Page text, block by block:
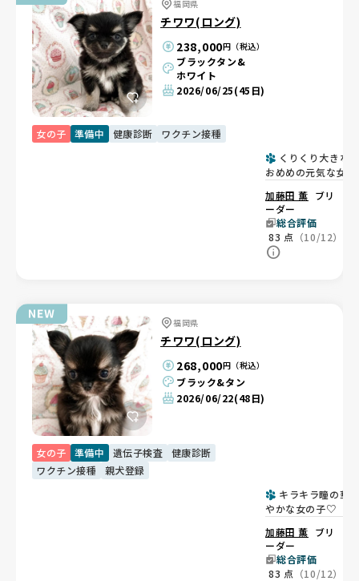
福岡県
チワワ(ロング)
238,000円（税込）
ブラックタン&
ホワイト
2026/06/25(45日)
女の子 準備中 健康診断
ワクチン接種
くりくり大きな
おめめの元気な女の
加藤田 薫 ブリ
ーダー
総合評価
83 点 （10/12）
福岡県
チワワ(ロング)
268,000円（税込）
ブラック&タン
2026/06/22(48日)
女の子 準備中 遺伝子検査
健康診断
ワクチン接種
親犬登録
キラキラ瞳の華
やかな女の子♡
加藤田 薫 ブリ
ーダー
総合評価
83 点 （10/12）